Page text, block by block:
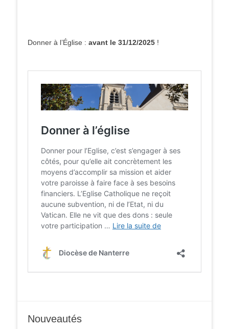
Donner à l’Église : avant le 31/12/2025 !
Nouveautés